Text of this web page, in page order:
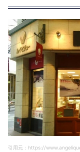
引用元：https://